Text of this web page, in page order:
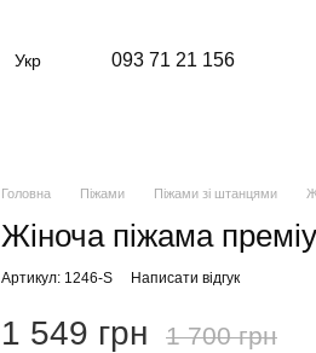
Укр 093 71 21 156
Головна Піжами Піжами зі штанцями
Жіноча піжама
Артикул: 1246-S Написати відгук
1 549 грн 1 700 грн